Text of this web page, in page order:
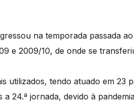
na temporada passada
e 2009/10, de onde se
utilizados, tendo atuado em 23
24.ª jornada, devido à